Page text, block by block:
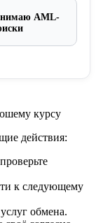
AML-
курсу
действия:
к следующему
обмена.